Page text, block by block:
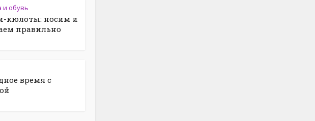
обувь
кюлоты: носим и
правильно
время с